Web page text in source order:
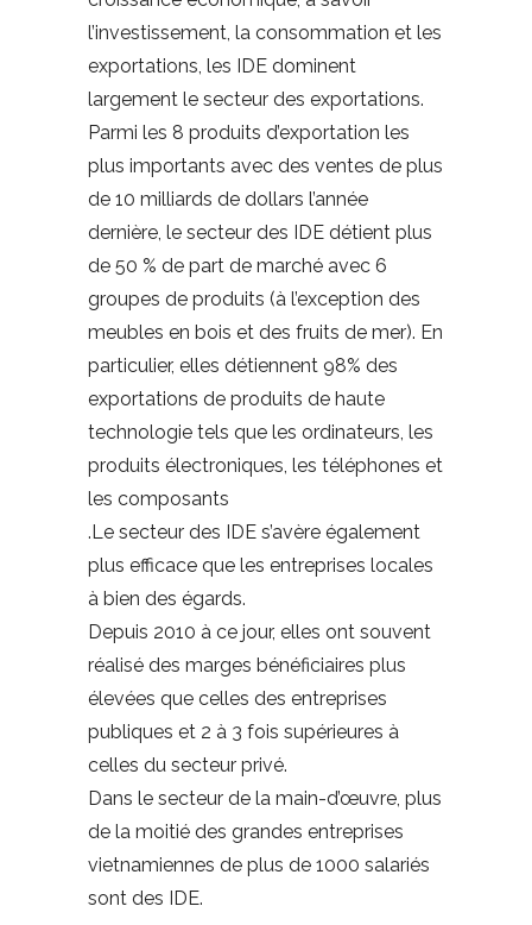
l’investissement, la consommation et les
exportations, les IDE dominent
largement le secteur des exportations.
Parmi les 8 produits d’exportation les
plus importants avec des ventes de plus
de 10 milliards de dollars l’année
dernière, le secteur des IDE détient plus
de 50 % de part de marché avec 6
groupes de produits (à l’exception des
meubles en bois et des fruits de mer). En
particulier, elles détiennent 98% des
exportations de produits de haute
technologie tels que les ordinateurs, les
produits électroniques, les téléphones et
les composants
.Le secteur des IDE s’avère également
plus efficace que les entreprises locales
à bien des égards.
Depuis 2010 à ce jour, elles ont souvent
réalisé des marges bénéficiaires plus
élevées que celles des entreprises
publiques et 2 à 3 fois supérieures à
celles du secteur privé.
Dans le secteur de la main-d’œuvre, plus
de la moitié des grandes entreprises
vietnamiennes de plus de 1000 salariés
sont des IDE.